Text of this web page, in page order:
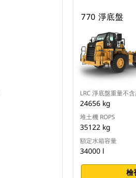
770 淨底盤
LRC 淨底盤重量不
24656 kg
堆土機 ROPS
35122 kg
額定水箱容量
34000 l
檢